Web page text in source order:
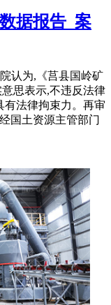
据报告_案
认为,《莒县国岭矿
思表示,不违反法律
有法律拘束力。再审
国土资源主管部门